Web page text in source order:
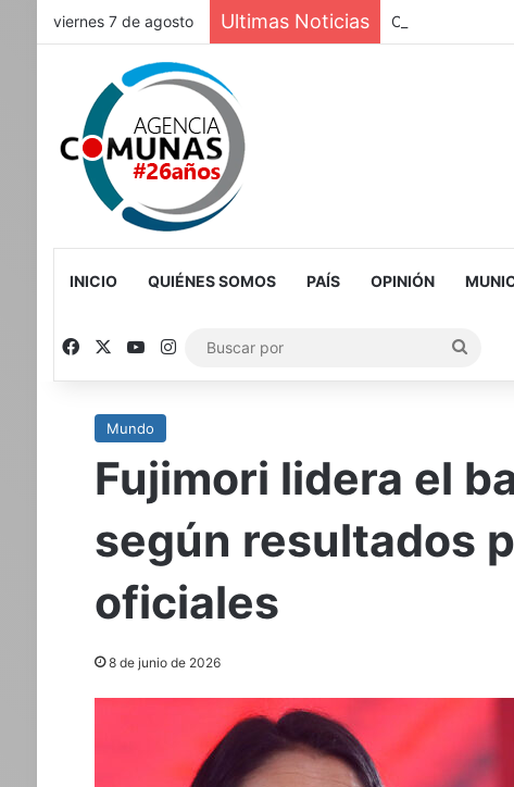
viernes 7 de agosto Ultimas Noticias CABA-La
INICIO QUIÉNES SOMOS PAÍS OPINIÓN
FacebookYouTube
Instagram
por
Mundo
Fujimori lidera el
según resultados
oficiales
8 de junio de 2026